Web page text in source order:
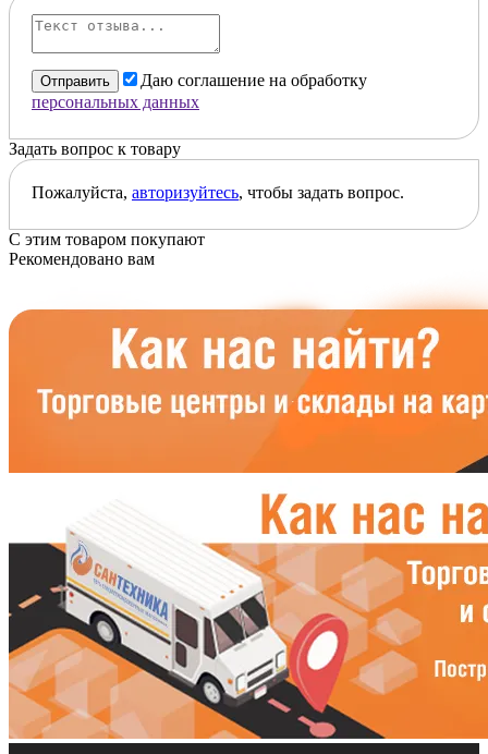
Отправить
Даю соглашение на обработку
персональных данных
Задать вопрос к товару
Пожалуйста, авторизуйтесь, чтобы задать вопрос.
С этим товаром покупают
Рекомендовано вам